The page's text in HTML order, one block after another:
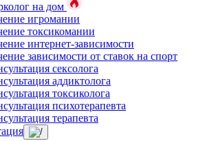
на дом
игромании
токсикомании
интернет-зависимости
зависимости от ставок на спорт
сексолога
аддиктолога
токсиколога
психотерапевта
терапевта